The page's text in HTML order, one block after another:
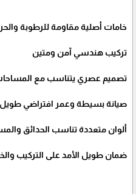
خامات أصلية مقاومة للرطوبة
تركيب هندسي آمن ومتين
تصميم عصري يتناسب مع
صيانة بسيطة وعمر افتراضي طويل
ألوان متعددة تناسب الحدائق
ضمان طويل الأمد على التركيب